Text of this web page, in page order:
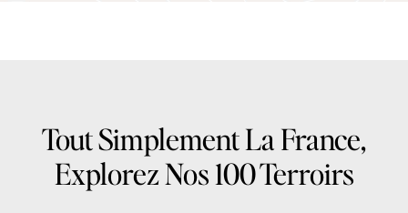
Tout Simplement La France,
Explorez Nos 100 Terroirs